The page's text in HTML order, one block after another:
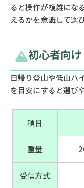
ると操作が複雑にな
えるかを意識して選
初心者向
日帰り登山や低山ハ
を目安にすると選び
項目
重量
受信方式